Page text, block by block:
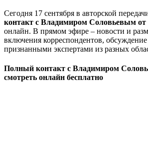
Сегодня 17 сентября в авторской
контакт с Владимиром Соловьевым от
онлайн. В прямом эфире – новости и
включения корреспондентов,
признанными экспертами из разных
Полный контакт с Владимиром
смотреть онлайн бесплатно